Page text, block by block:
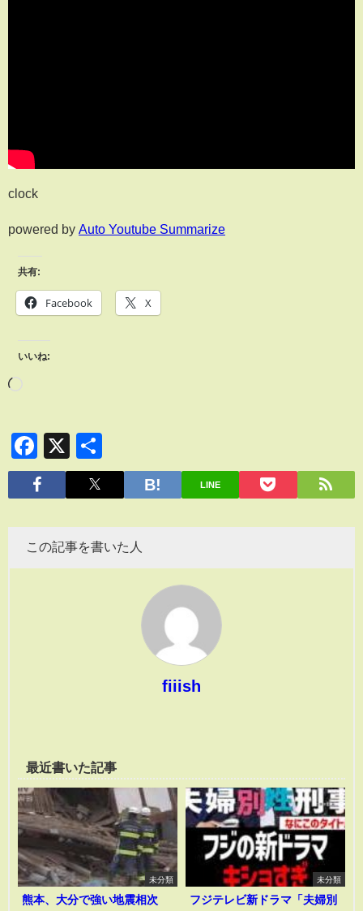
clock
powered by Auto Youtube Summarize
共有:
Facebook X
いいね:
Facebook
X
有
LINE
この記事を書いた人
fiiish
最近書いた記事
未分類
熊本、大分で強い地震相次
未分類
フジテレビ新ドラマ「夫婦別